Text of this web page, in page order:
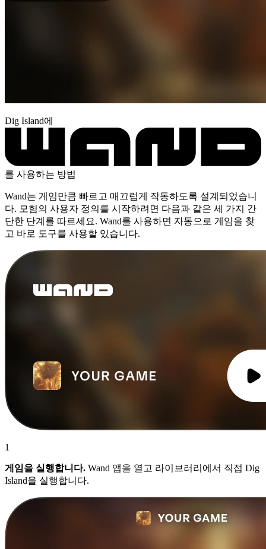
Dig Island에
를 사용하는 방법
Wand는 게임만큼 빠르고 매끄럽게 작동하도록 설계되었습니
다. 모험의 사용자 정의를 시작하려면 다음과 같은 세 가지 간
단한 단계를 따르세요. Wand를 사용하면 자동으로 게임을 찾
고 바로 도구를 사용할 있습니다.
1
게임을 실행합니다. Wand 앱을 열고 라이브러리에서 직접 Dig
Island을 실행합니다.